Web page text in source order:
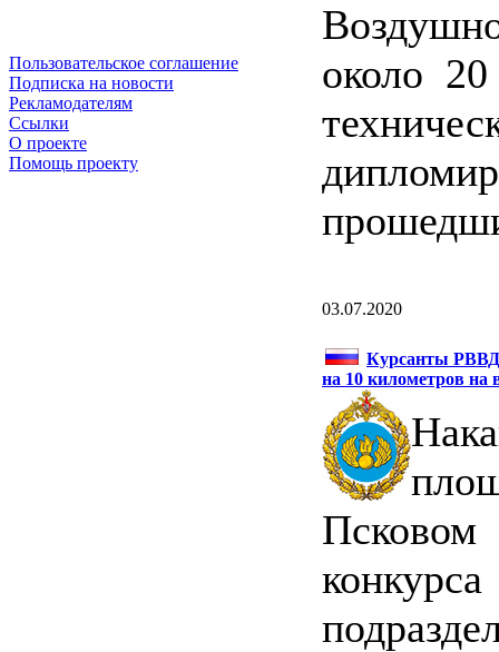
Пользовательское соглашение
Подписка на новости
Рекламодателям
Ссылки
О проекте
Помощь проекту
около
03.07.2020
Курсанты
на 10 километров на